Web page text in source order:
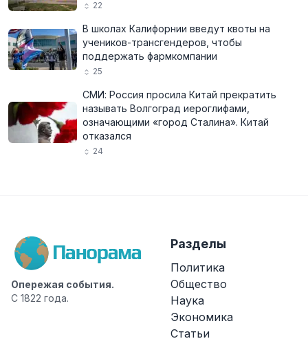
22
В школах Калифорнии введут квоты на
учеников-трансгендеров, чтобы
поддержать фармкомпании
25
СМИ: Россия просила Китай прекратить
называть Волгоград иероглифами,
означающими «город Сталина». Китай
отказался
24
Опережая события.
С 1822 года.
Разделы
Политика
Общество
Наука
Экономика
Статьи